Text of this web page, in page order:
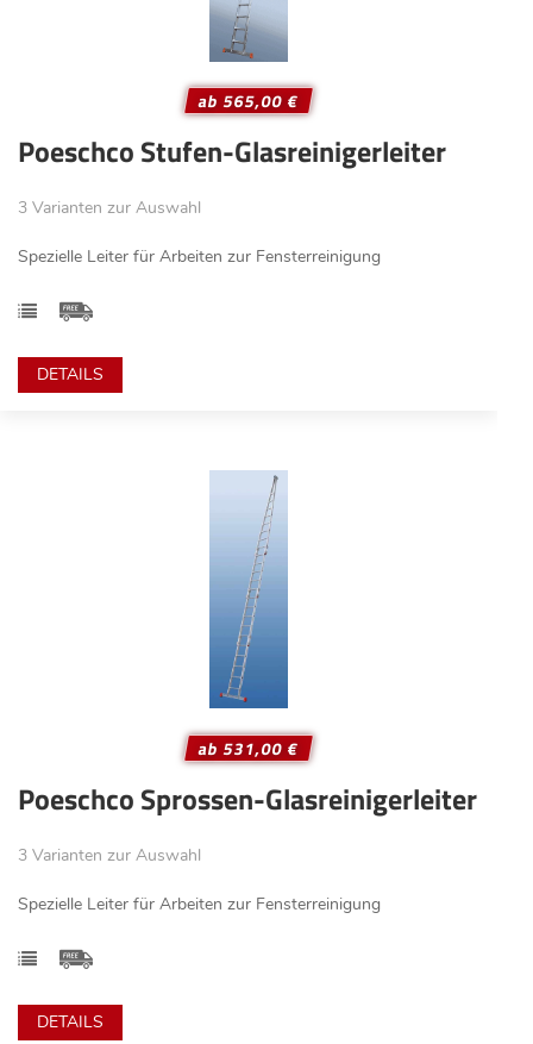
ab 565,00 €
Poeschco Stufen-Glasreinigerleiter
3 Varianten zur Auswahl
Spezielle Leiter für Arbeiten zur Fensterreinigung
DETAILS
ab 531,00 €
Poeschco Sprossen-Glasreinigerleiter
3 Varianten zur Auswahl
Spezielle Leiter für Arbeiten zur Fensterreinigung
DETAILS